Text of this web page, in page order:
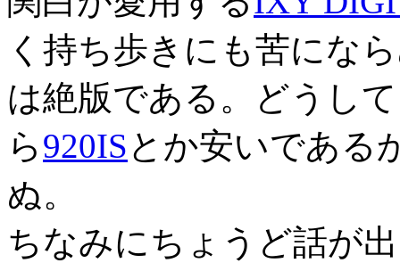
く持ち歩きにも苦にな
は絶版である。どうし
ら920ISとか安いである
ぬ。
ちなみにちょうど話が